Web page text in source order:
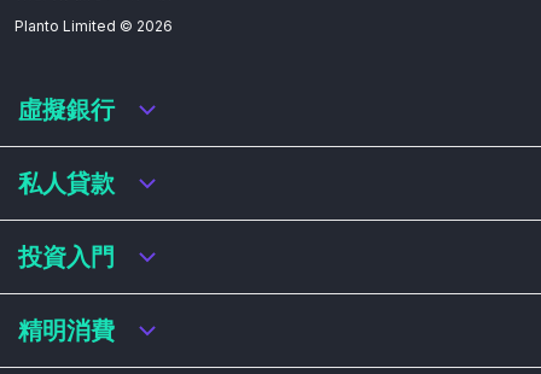
Planto Limited © 2026
虛擬銀行
虛擬銀行迎新優惠
虛擬銀行存款利率比較
虛擬銀行銀扣賬卡 / 信用卡
虛擬銀行貸款
私人貸款
私人貸款年利率比較
網上即批貸款
結餘轉戶
稅務貸款
投資入門
港股戶口收費及迎新優惠
精明消費